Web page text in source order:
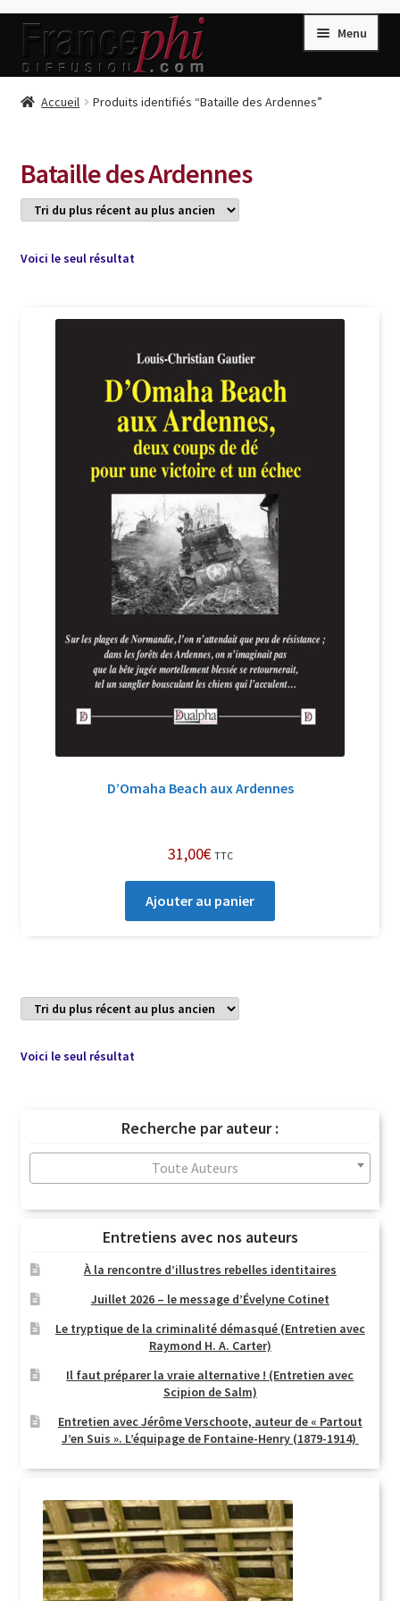
Aller
la
Aller
contenu
Menu
Accueil
Conditions de Vente
Connection
Listes d’Envies
Livres de Peter Randa
Livres de Philippe Randa
Login Customizer
Nous Contacter
Politique de confidentialité et cookies
Qui sommes-nous ?
Suivi de la Commande
Accueil Produits identifiés “Bataille des Ardennes”
Bataille des Ardennes
Voici le seul résultat
D’Omaha Beach aux Ardennes
31,00€ TTC
Ajouter au panier
Voici le seul résultat
Recherche par auteur :
Toute Auteurs
Entretiens avec nos auteurs
À la rencontre d’illustres rebelles identitaires
Juillet 2026 – le message d’Évelyne Cotinet
Le tryptique de la criminalité démasqué (Entretien avec
Raymond H. A. Carter)
Il faut préparer la vraie alternative ! (Entretien avec
Scipion de Salm)
Entretien avec Jérôme Verschoote, auteur de « Partout
J’en Suis ». L’équipage de Fontaine-Henry (1879-1914)